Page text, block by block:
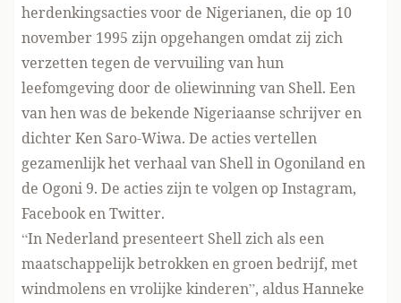
herdenkingsacties voor de Nigerianen, die op 10
november 1995 zijn opgehangen omdat zij zich
verzetten tegen de vervuiling van hun
leefomgeving door de oliewinning van Shell. Een
van hen was de bekende Nigeriaanse schrijver en
dichter Ken Saro-Wiwa. De acties vertellen
gezamenlijk het verhaal van Shell in Ogoniland en
de Ogoni 9. De acties zijn te volgen op Instagram,
Facebook en Twitter.
“In Nederland presenteert Shell zich als een
maatschappelijk betrokken en groen bedrijf, met
windmolens en vrolijke kinderen”, aldus Hanneke